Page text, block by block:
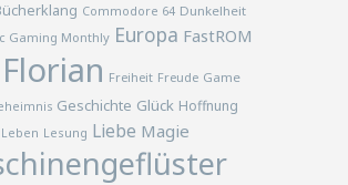
Commodore 64 Dunkelheit
Gaming Monthly Europa FastROM
Florian Freiheit Freude Game
Geschichte Glück Hoffnung
Leben Lesung Liebe Magie